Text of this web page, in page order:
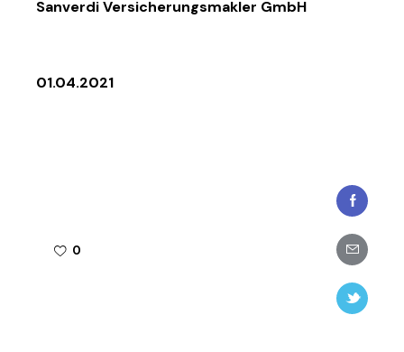
Sanverdi Versicherungsmakler GmbH
01.04.2021
0
Facebook
Share-
email
Twitter-